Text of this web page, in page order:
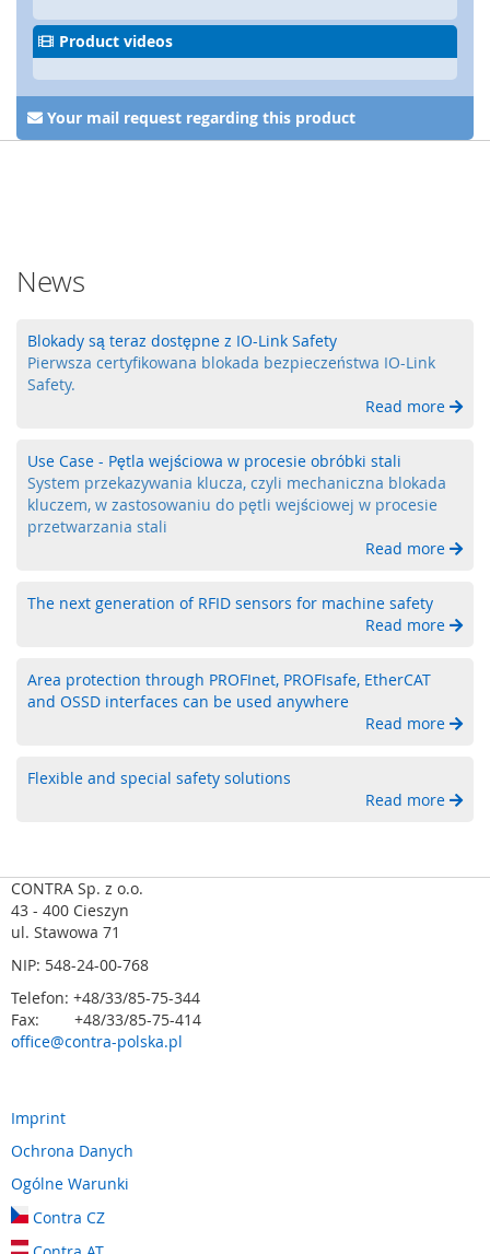
e
z
i
e
a
F
I
D
s
t
e
m
u
o
w
a
i
e
c
e
n
i
o
o
l
e
k
t
Product videos
Your mail request regarding this product
News
Blokady są teraz dostępne z IO-Link Safety
Pierwsza certyfikowana blokada bezpieczeństwa IO-Link
Safety.
Read more
Use Case - Pętla wejściowa w procesie obróbki stali
System przekazywania klucza, czyli mechaniczna blokada
kluczem, w zastosowaniu do pętli wejściowej w procesie
przetwarzania stali
Read more
The next generation of RFID sensors for machine safety
Read more
Area protection through PROFInet, PROFIsafe, EtherCAT
and OSSD interfaces can be used anywhere
Read more
Flexible and special safety solutions
Read more
CONTRA Sp. z o.o.
43 - 400 Cieszyn
ul. Stawowa 71
NIP: 548-24-00-768
Telefon: +48/33/85-75-344
Fax: +48/33/85-75-414
office@contra-polska.pl
Imprint
Ochrona Danych
Ogólne Warunki
Contra CZ